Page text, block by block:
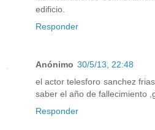
edificio.
Responder
Anónimo 30/5/13, 22:48
el actor telesforo sanchez
saber el año de fallecimiento
Responder